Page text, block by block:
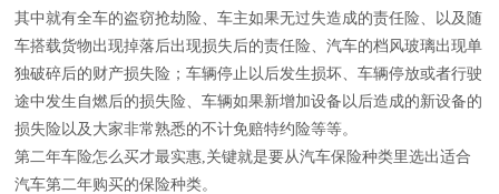
其中就有全车的盗窃抢劫险、车主如果无过失造成的责任险、以及随
车搭载货物出现掉落后出现损失后的责任险、汽车的档风玻璃出现单
独破碎后的财产损失险；车辆停止以后发生损坏、车辆停放或者行驶
途中发生自燃后的损失险、车辆如果新增加设备以后造成的新设备的
损失险以及大家非常熟悉的不计免赔特约险等等。
第二年车险怎么买才最实惠,关键就是要从汽车保险种类里选出适合
汽车第二年购买的保险种类。